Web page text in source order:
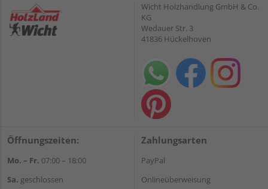
Wicht Holzhandlung GmbH & Co.
KG
Wedauer Str. 3
41836 Hückelhoven
Öffnungszeiten:
Mo. – Fr. 07:00 – 18:00
Sa. geschlossen
Zahlungsarten
PayPal
Onlineüberweisung